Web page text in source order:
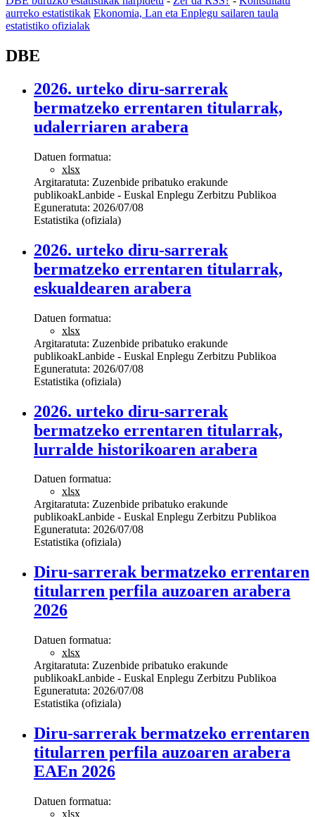
aurreko estatistikak Ekonomia, Lan eta Enplegu sailaren taula
estatistiko ofizialak
DBE
2026. urteko diru-sarrerak
bermatzeko errentaren titularrak,
udalerriaren arabera
Datuen formatua:
xlsx
Argitaratuta: Zuzenbide pribatuko erakunde
publikoakLanbide - Euskal Enplegu Zerbitzu Publikoa
Eguneratuta: 2026/07/08
Estatistika (ofiziala)
2026. urteko diru-sarrerak
bermatzeko errentaren titularrak,
eskualdearen arabera
Datuen formatua:
xlsx
Argitaratuta: Zuzenbide pribatuko erakunde
publikoakLanbide - Euskal Enplegu Zerbitzu Publikoa
Eguneratuta: 2026/07/08
Estatistika (ofiziala)
2026. urteko diru-sarrerak
bermatzeko errentaren titularrak,
lurralde historikoaren arabera
Datuen formatua:
xlsx
Argitaratuta: Zuzenbide pribatuko erakunde
publikoakLanbide - Euskal Enplegu Zerbitzu Publikoa
Eguneratuta: 2026/07/08
Estatistika (ofiziala)
Diru-sarrerak bermatzeko errentaren
titularren perfila auzoaren arabera
2026
Datuen formatua:
xlsx
Argitaratuta: Zuzenbide pribatuko erakunde
publikoakLanbide - Euskal Enplegu Zerbitzu Publikoa
Eguneratuta: 2026/07/08
Estatistika (ofiziala)
Diru-sarrerak bermatzeko errentaren
titularren perfila auzoaren arabera
EAEn 2026
Datuen formatua:
xlsx